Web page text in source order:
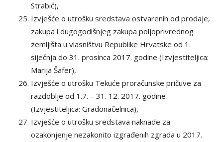
Strabić),
Izvješće o utrošku sredstava ostvarenih od prodaje,
zakupa i dugogodišnjeg zakupa poljoprivrednog
zemljišta u vlasništvu Republike Hrvatske od 1.
siječnja do 31. prosinca 2017. godine (Izvjestiteljica:
Marija Šafer),
Izvješće o utrošku Tekuće proračunske pričuve za
razdoblje od 1.7. – 31. 12. 2017. godine
(Izvjestiteljica: Gradonačelnica),
Izvješće o utrošku sredstava naknade za
ozakonjenje nezakonito izgrađenih zgrada u 2017.